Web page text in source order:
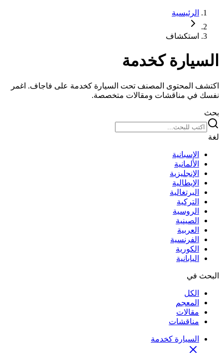
الرئيسية
استكشاف
السيارة كخدمة
اكتشف المحتوى المصنف تحت السيارة كخدمة على فاجاف. اغمر
نفسك في مناقشات ومقالات متخصصة.
بحث
لغة
الإسبانية
الألمانية
الإنجليزية
الإيطالية
البرتغالية
التركية
الروسية
الصينية
العربية
الفرنسية
الكورية
اليابانية
البحث في
الكل
المعجم
مقالات
مناقشات
السيارة كخدمة